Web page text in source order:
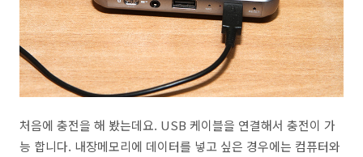
처음에 충전을 해 봤는데요. USB 케이블을 연결해서 충전이 가
능 합니다. 내장메모리에 데이터를 넣고 싶은 경우에는 컴퓨터와